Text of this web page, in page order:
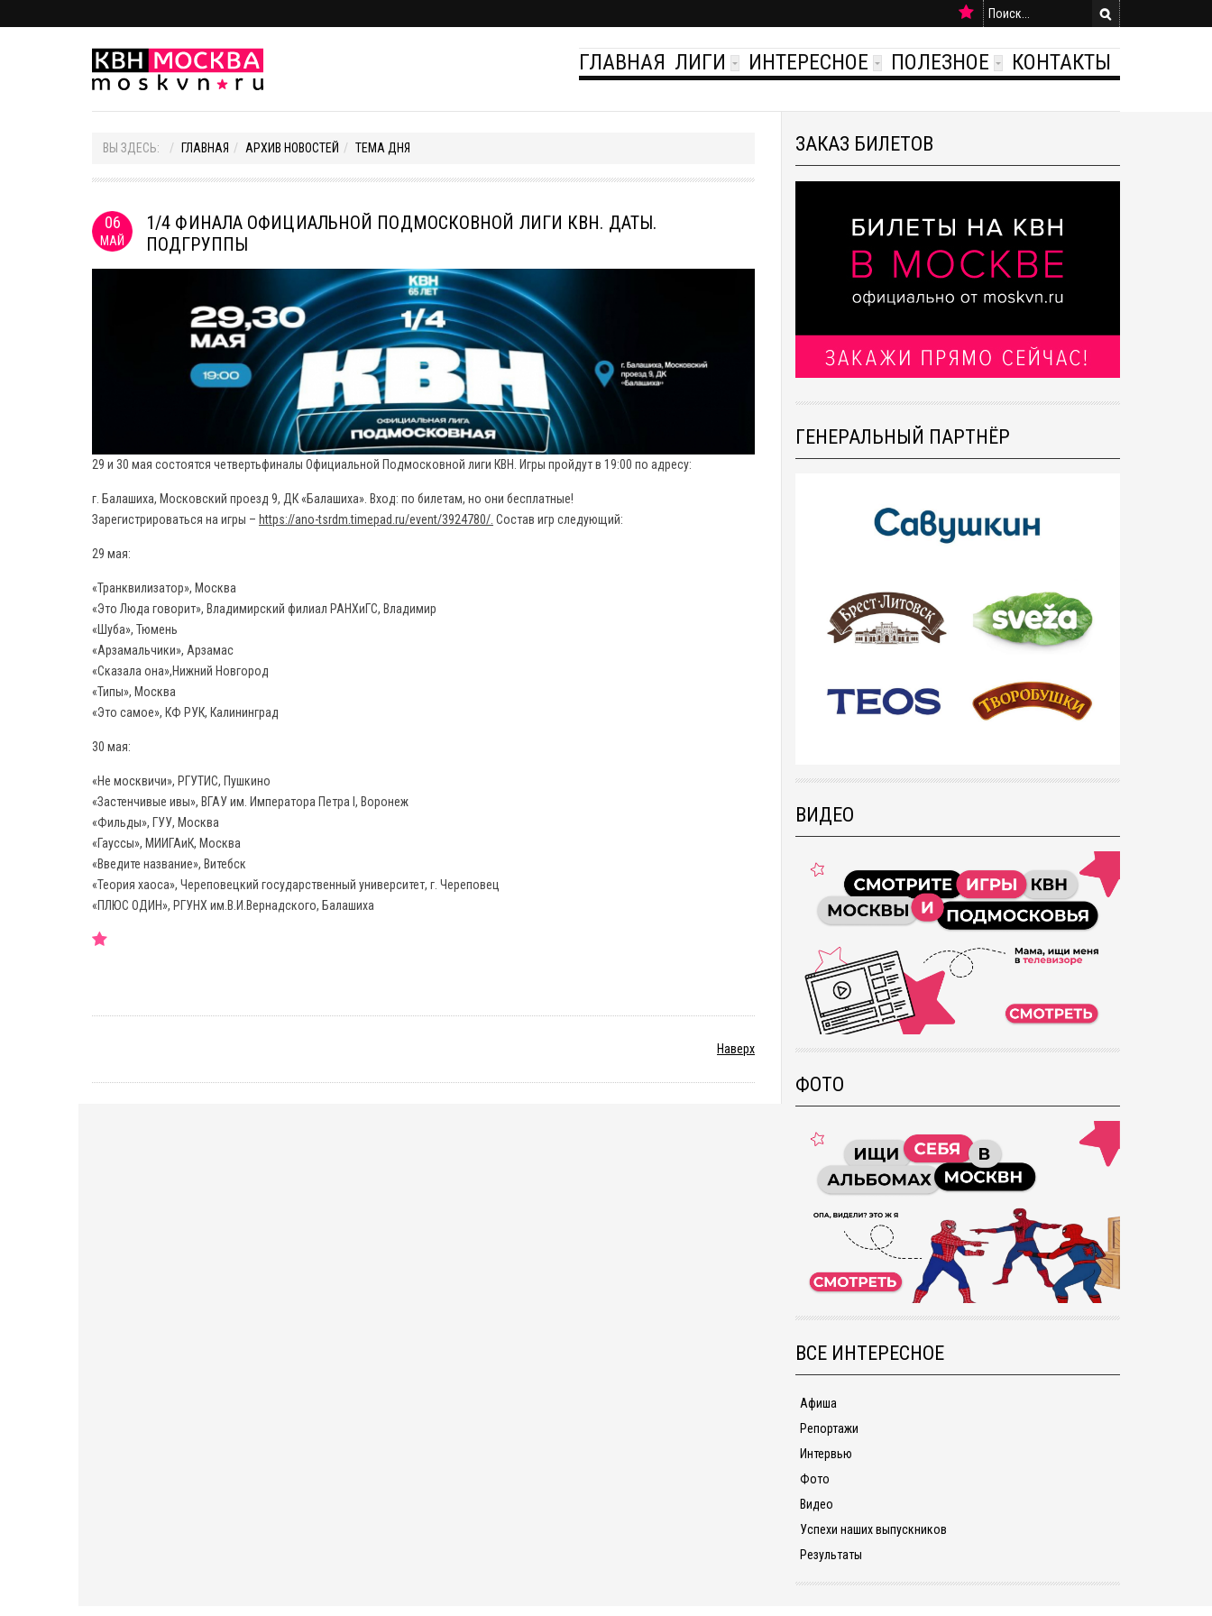
ГЛАВНАЯ ЛИГИ ИНТЕРЕСНОЕ ПОЛЕЗНОЕ КОНТАКТЫ
ВЫ ЗДЕСЬ: ГЛАВНАЯ АРХИВ НОВОСТЕЙ ТЕМА ДНЯ
06
МАЙ
1/4 ФИНАЛА ОФИЦИАЛЬНОЙ ПОДМОСКОВНОЙ ЛИГИ КВН. ДАТЫ.
ПОДГРУППЫ
29 и 30 мая состоятся четвертьфиналы Официальной Подмосковной лиги КВН. Игры пройдут в 19:00 по адресу:
г. Балашиха, Московский проезд 9, ДК «Балашиха». Вход: по билетам, но они бесплатные!
Зарегистрироваться на игры – https://ano-tsrdm.timepad.ru/event/3924780/. Состав игр следующий:
29 мая:
«Транквилизатор», Москва
«Это Люда говорит», Владимирский филиал РАНХиГС, Владимир
«Шуба», Тюмень
«Арзамальчики», Арзамас
«Сказала она»,Нижний Новгород
«Типы», Москва
«Это самое», КФ РУК, Калининград
30 мая:
«Не москвичи», РГУТИС, Пушкино
«Застенчивые ивы», ВГАУ им. Императора Петра I, Воронеж
«Фильды», ГУУ, Москва
«Гауссы», МИИГАиК, Москва
«Введите название», Витебск
«Теория хаоса», Череповецкий государственный университет, г. Череповец
«ПЛЮС ОДИН», РГУНХ им.В.И.Вернадского, Балашиха
Наверх
ЗАКАЗ БИЛЕТОВ
ГЕНЕРАЛЬНЫЙ ПАРТНЁР
ВИДЕО
ФОТО
ВСЕ ИНТЕРЕСНОЕ
Афиша
Репортажи
Интервью
Фото
Видео
Успехи наших выпускников
Результаты